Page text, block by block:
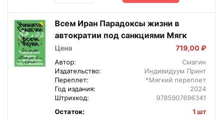
Всем Иран Парадоксы жизни в
автократии под санкциями Мягк
Цена 719,00 ₽
Автор:
Смагин
Издательство:
Индивидуум Принт
Переплет:
*Мягкий переплет
Год издания:
2024
Штрихкод:
9785907696341
Остаток:
1 шт